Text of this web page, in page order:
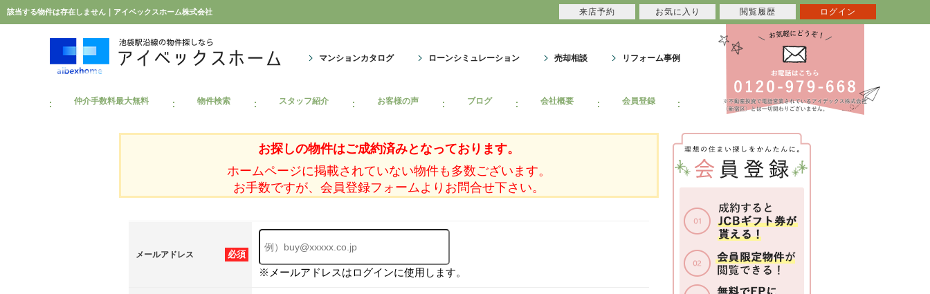
該当する物件は存在しません｜アイベックスホーム株式会社
マンションカタログ ローンシミュレーション 売却相談 リフォーム事例
仲介手数料最大無料 物件検索 スタッフ紹介 お客様の声 ブログ 会社概要 会員登録
お探しの物件はご成約済みとなっております。
ホームページに掲載されていない物件も多数ございます。
お手数ですが、会員登録フォームよりお問合せ下さい。
必須
メールアドレス
※メールアドレスはログインに使用します。
来店予約 お気に入り 閲覧履歴 ログイン